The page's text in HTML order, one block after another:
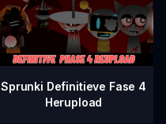
Sprunki Definitieve Fase 4
Herupload